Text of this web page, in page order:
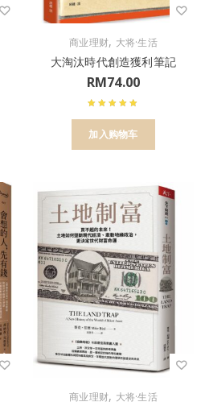
商业理财, 大将·生活
大淘汰時代創造獲利筆記
RM74.00
加入购物车
商业理财, 大将·生活